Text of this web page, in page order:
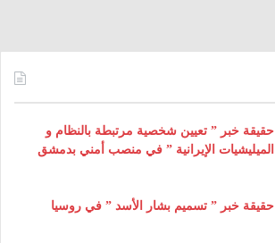
حقيقة خبر ” تعيين شخصية مرتبطة بالنظام و
الميليشيات الإيرانية ” في منصب أمني بدمشق
حقيقة خبر ” تسميم بشار الأسد ” في روسيا